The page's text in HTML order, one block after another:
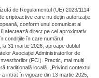
de Regulamentul (UE) 2023/1114
criptoactive care nu dețin autorizație
conform unui comunicat al
afectează direct pe cei aproximativ
condițiile în care numărul
31 martie 2026, aproape dublul
Asociației Administratorilor de
(FCI). Practic, mai mulți
tradițională locală. „Privind contextul
intrat în vigoare din 13 martie 2025,